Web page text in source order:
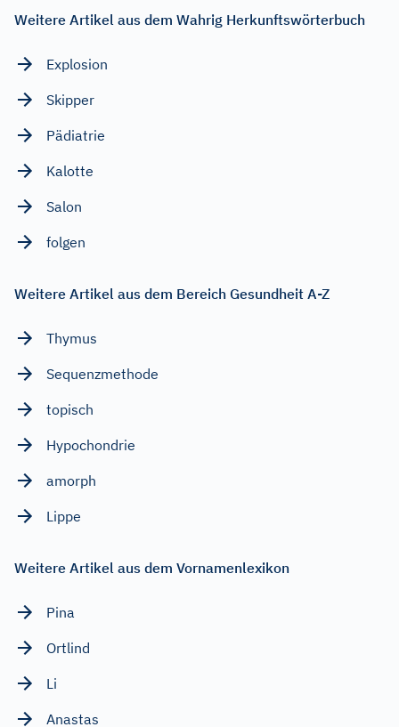
Weitere Artikel aus dem Wahrig Herkunftswörterbuch
Explosion
Skipper
Pädiatrie
Kalotte
Salon
folgen
Weitere Artikel aus dem Bereich Gesundheit A-Z
Thymus
Sequenzmethode
topisch
Hypochondrie
amorph
Lippe
Weitere Artikel aus dem Vornamenlexikon
Pina
Ortlind
Li
Anastas